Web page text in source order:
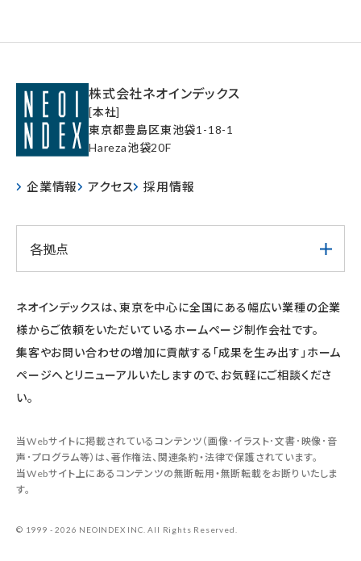
株式会社ネオインデックス
[本社]
東京都豊島区東池袋1-18-1
Hareza池袋20F
企業情報 アクセス 採用情報
各拠点
ネオインデックスは、東京を中心に全国にある幅広い業種の企業
様からご依頼をいただいているホームページ制作会社です。
集客やお問い合わせの増加に貢献する「成果を生み出す」ホーム
ページへとリニューアルいたしますので、お気軽にご相談くださ
い。
当Webサイトに掲載されているコンテンツ（画像･イラスト･文書･映像･音
声･プログラム等）は、著作権法、関連条約・法律で保護されています。
当Webサイト上にあるコンテンツの無断転用・無断転載をお断りいたしま
す。
© 1999 - 2026 NEOINDEX INC. All Rights Reserved.